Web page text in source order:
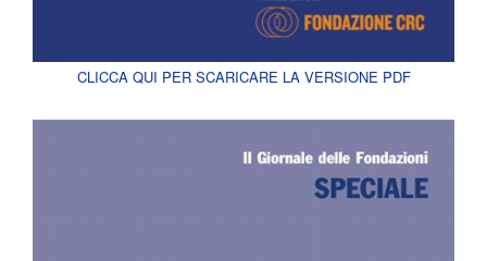
CLICCA QUI PER SCARICARE LA VERSIONE PDF